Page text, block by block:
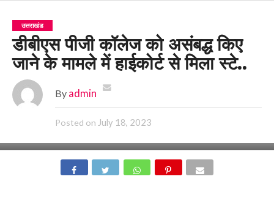
उत्तराखंड
डीबीएस पीजी कॉलेज को असंबद्ध किए
जाने के मामले में हाईकोर्ट से मिला स्टे..
By admin
Posted on July 18, 2023